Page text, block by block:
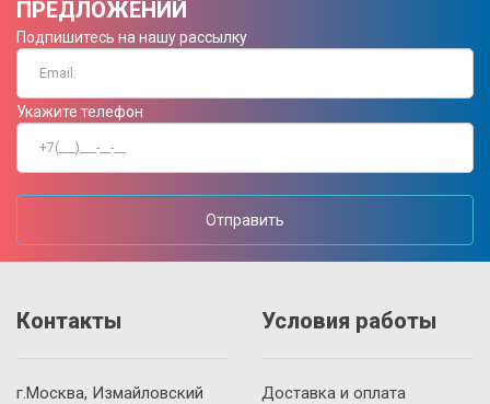
ПРЕДЛОЖЕНИЙ
Подпишитесь на нашу рассылку
Укажите телефон
Отправить
Контакты
г.Москва, Измайловский
Условия работы
Доставка и оплата